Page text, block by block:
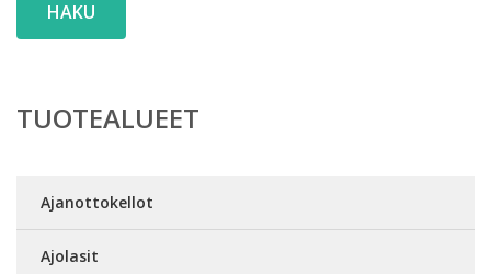
HAKU
TUOTEALUEET
Ajanottokellot
Ajolasit